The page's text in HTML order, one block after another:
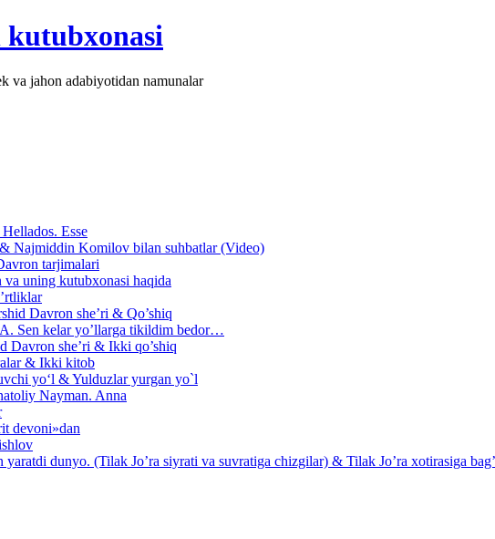
va jahon adabiyotidan namunalar
Esse
Najmiddin Komilov bilan suhbatlar (Video)
tarjimalari
uning kutubxonasi haqida
Davron she’ri & Qo’shiq
Sen kelar yo’llarga tikildim bedor…
she’ri & Ikki qo’shiq
& Ikki kitob
yo‘l & Yulduzlar yurgan yo`l
Nayman. Anna
devoni»dan
dunyo. (Tilak Jo’ra siyrati va suvratiga chizgilar) & Tilak Jo’ra xotirasiga